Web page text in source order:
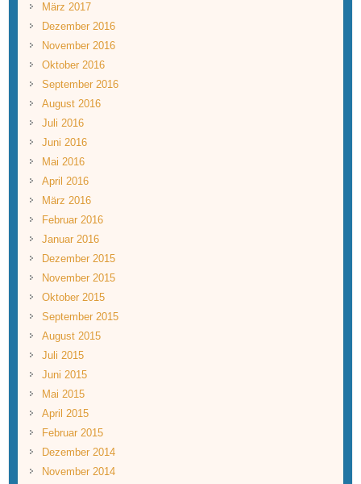
März 2017
Dezember 2016
November 2016
Oktober 2016
September 2016
August 2016
Juli 2016
Juni 2016
Mai 2016
April 2016
März 2016
Februar 2016
Januar 2016
Dezember 2015
November 2015
Oktober 2015
September 2015
August 2015
Juli 2015
Juni 2015
Mai 2015
April 2015
Februar 2015
Dezember 2014
November 2014